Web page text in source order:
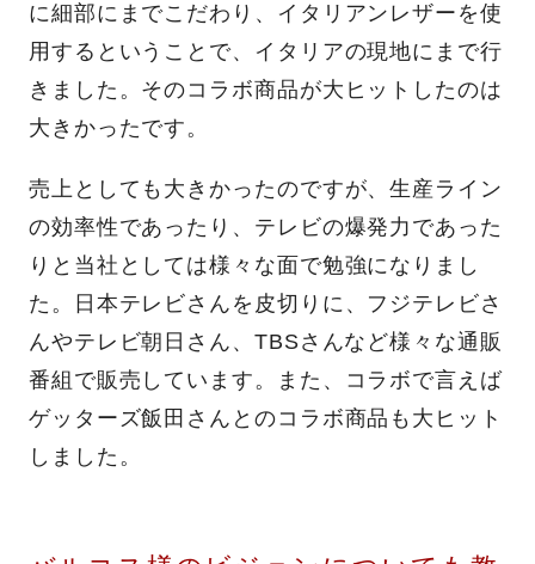
に細部にまでこだわり、イタリアンレザーを使
用するということで、イタリアの現地にまで行
きました。そのコラボ商品が大ヒットしたのは
大きかったです。
売上としても大きかったのですが、生産ライン
の効率性であったり、テレビの爆発力であった
りと当社としては様々な面で勉強になりまし
た。日本テレビさんを皮切りに、フジテレビさ
んやテレビ朝日さん、TBSさんなど様々な通販
番組で販売しています。また、コラボで言えば
ゲッターズ飯田さんとのコラボ商品も大ヒット
しました。